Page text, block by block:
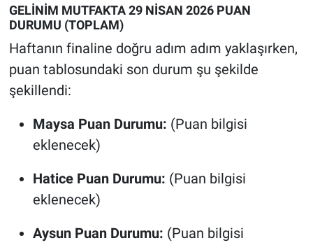
GELİNİM MUTFAKTA 29 NİSAN 2026 PUAN
DURUMU (TOPLAM)
Haftanın finaline doğru adım adım yaklaşırken,
puan tablosundaki son durum şu şekilde
şekillendi:
Maysa Puan Durumu: (Puan bilgisi
eklenecek)
Hatice Puan Durumu: (Puan bilgisi
eklenecek)
Aysun Puan Durumu: (Puan bilgisi